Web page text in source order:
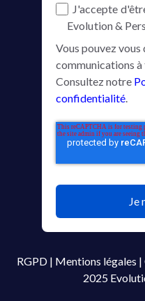
J'accepte
Evolution &
Vous pouvez vous
communications à
Consultez notre
confidentialité
RGPD | Mentions légales |
2025